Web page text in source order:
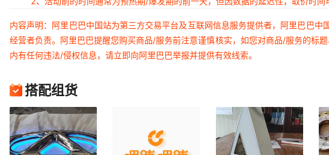
内容声明：阿里巴巴中国站为第三方交易平台及互联网信息服务提供者，阿里巴巴
经营者负责。阿里巴巴提醒您购买商品/服务前注意谨慎核实，如您对商品/服务的标
内有任何违法/侵权信息，请立即向阿里巴巴举报并提供有效线索。
搭配组货